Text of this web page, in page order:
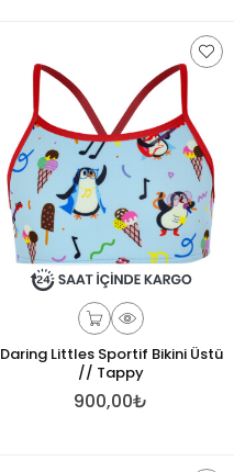
Daring Littles Sportif Bikini Üstü
// Tappy
900,00₺